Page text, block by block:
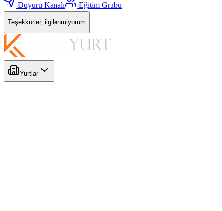
Duyuru Kanalı
Eğitim Grubu
Teşekkürler, ilgilenmiyorum
Yurtlar